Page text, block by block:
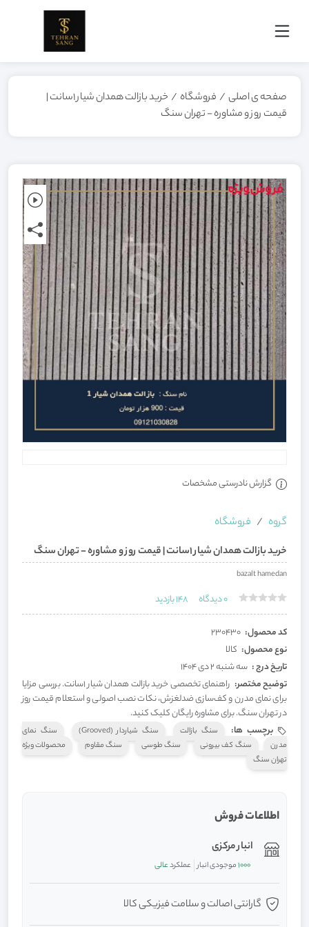
صفحه ی اصلی / فروشگاه /
خرید بازالت همدان شیار 1سانت |
قیمت روز و مشاوره - تهران سنگ
گزارش نادرستی مشخصات
گروه
فروشگاه
خرید بازالت همدان شیار 1سانت | قیمت روز و مشاوره - تهران سنگ
bazalt hamedan
0دیدگاه 148بازدید
کد محصول: 230430
نوع محصول: کالا
تاریخ درج : سه شنبه 2 دی 1404
توضیح مختصر:
راهنمای تخصصی خرید بازالت همدان شیار 1سانت. بررسی مزایا
برای نمای مدرن و کف‌سازی ضدلغزش، نکات نصب اصولی و استعلام قیمت روز
در تهران سنگ. برای مشاوره رایگان کلیک کنید.
برچسب ها:
سنگ بازالت سنگ شیاردار (Grooved)
سنگ نمای
مدرن
سنگ کف بیرونی سنگ طوسی سنگ مقاوم
محصولات ویژه
تهران سنگ
اطلاعات فروش
انبار مرکزی
1000موجودی انبار عملکردعالی
گارانتی اصالت و سلامت فیزیکی کالا